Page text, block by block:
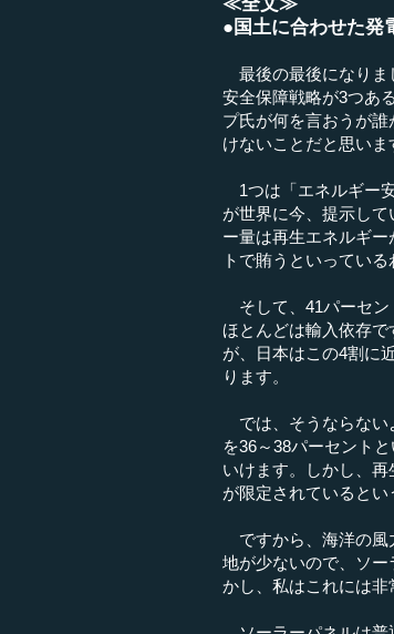
●国土に合わせた発
最後の最後になりま
安全保障戦略が3つあ
プ氏が何を言おうが
けないことだと思いま
1つは「エネルギー
が世界に今、提示し
ー量は再生エネルギ
トで賄うといっている
そして、41パーセン
ほとんどは輸入依存
が、日本はこの4割に
ります。
では、そうならない
を36～38パーセント
いけます。しかし、
が限定されているとい
ですから、海洋の風
地が少ないので、ソ
かし、私はこれには非